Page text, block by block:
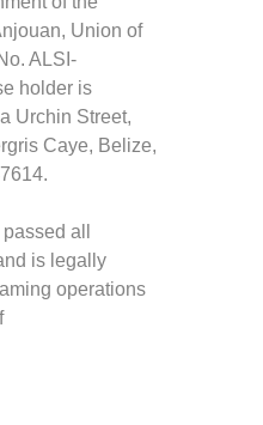
Union of
ALSI-
holder is
Urchin Street,
Caye, Belize,
all
is legally
operations